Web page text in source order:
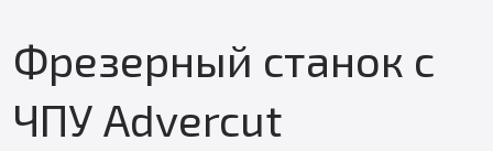
Фрезерный станок с
ЧПУ Advercut